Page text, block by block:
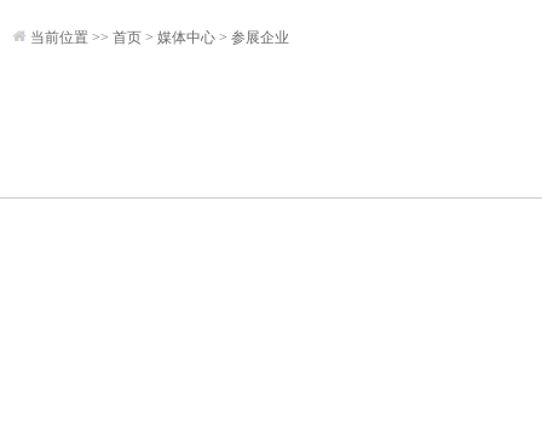
当前位置 >> 首页 > 媒体中心 > 参展企业